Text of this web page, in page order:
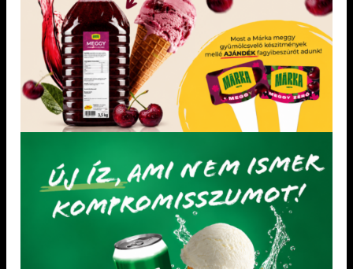
„Minden mentes” Joghurt ízű fagylalt alap
„Minden mentes” Gyümölcsfagylalt alap
édesítőszerekkel
AKCIÓS TERMÉKEK
Unidec kemény fehér dekorációs massza 0,2 kg